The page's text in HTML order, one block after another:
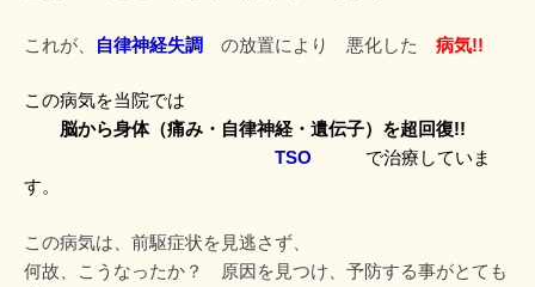
これが、 自律神経失調 の放置により 悪化した 病気!!
この病気を当院では
脳から身体（痛み・自律神経・遺伝子）を超回復!!
TSO で治療していま
す。
この病気は、前駆症状を見逃さず、
何故、こうなったか？ 原因を見つけ、予防する事がとても